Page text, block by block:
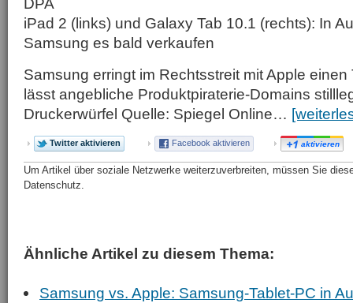
iPad 2 (links) und Galaxy Tab 10.1 (rechts): In
Samsung es bald verkaufen
Samsung erringt im Rechtsstreit mit Apple einen
lässt angebliche Produktpiraterie-Domains
Druckerwürfel Quelle: Spiegel Online…
Twitter aktivieren Facebook aktivieren aktivieren
Um Artikel über soziale Netzwerke weiterzuverbreiten, müssen Sie
Datenschutz.
Ähnliche Artikel zu diesem Thema:
Samsung vs. Apple: Samsung-Tablet-PC in